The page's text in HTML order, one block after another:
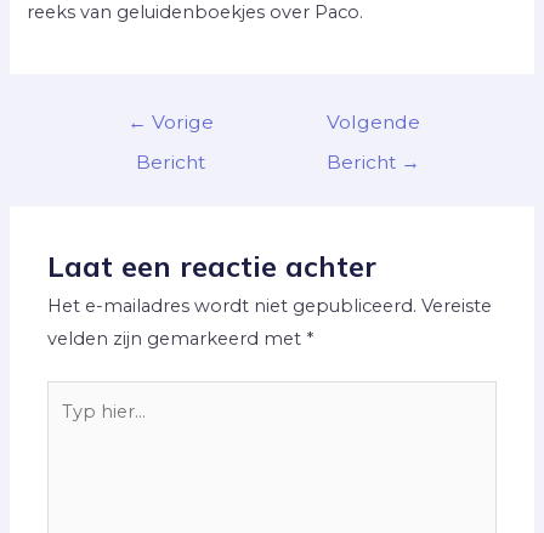
reeks van geluidenboekjes over Paco.
← Vorige
Bericht
Volgende
Bericht →
Laat een reactie achter
Het e-mailadres wordt niet gepubliceerd. Vereiste
velden zijn gemarkeerd met *